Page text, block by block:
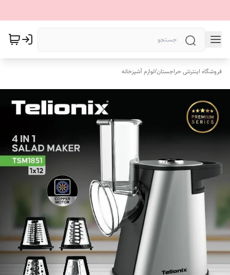
فروشگاه اینترنتی حراجستان/لوازم آشپزخانه